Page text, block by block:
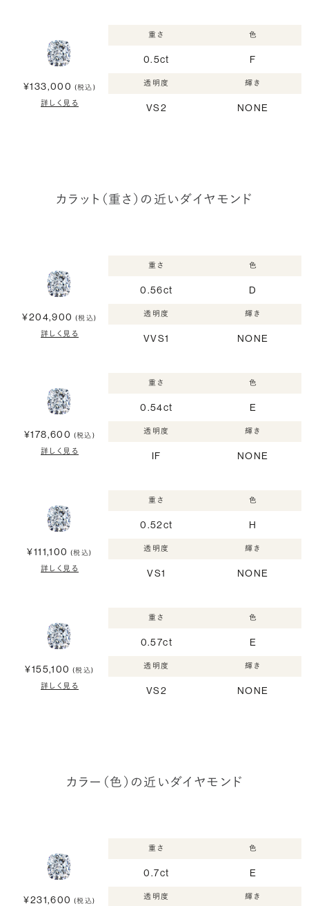
¥133,000 (税込)
詳しく見る
重さ
0.5ct
色
F
透明度
VS2
輝き
NONE
カラット（重さ）の近いダイヤモンド
¥204,900 (税込)
詳しく見る
重さ
0.56ct
色
D
透明度
VVS1
輝き
NONE
¥178,600 (税込)
詳しく見る
重さ
0.54ct
色
E
透明度
IF
輝き
NONE
¥111,100 (税込)
詳しく見る
重さ
0.52ct
色
H
透明度
VS1
輝き
NONE
¥155,100 (税込)
詳しく見る
重さ
0.57ct
色
E
透明度
VS2
輝き
NONE
カラー（色）の近いダイヤモンド
¥231,600 (税込)
重さ
0.7ct
色
E
透明度 輝き